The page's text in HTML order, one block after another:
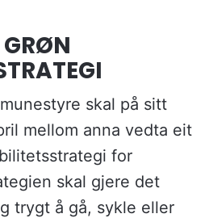
skal på sitt
mellom anna vedta eit
for
skal gjere det
trygt å gå, sykle eller